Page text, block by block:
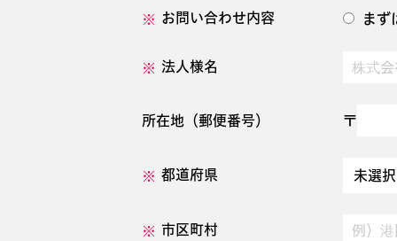
お問い合わせ内容 まず
法人様名
所在地（郵便番号） 〒
都道府県
市区町村